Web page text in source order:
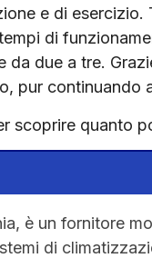
e di
di
due a tre.
pur continuando
scoprire quanto
è un fornitore
di